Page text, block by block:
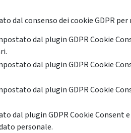
dal consenso dei cookie GDPR
dal plugin GDPR Cookie
dal plugin GDPR Cookie
dal plugin GDPR Cookie
dal plugin GDPR Cookie
personale.